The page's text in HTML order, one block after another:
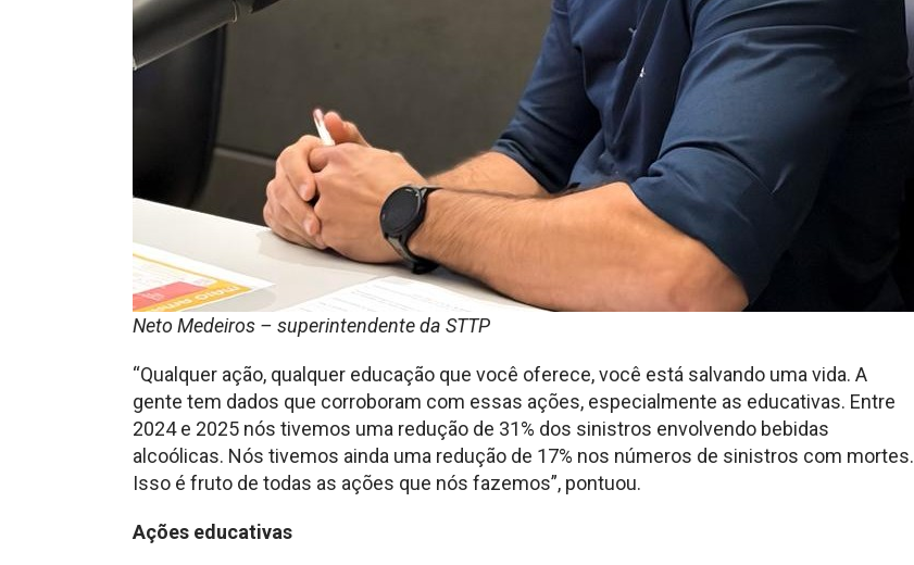
Neto Medeiros – superintendente da STTP
“Qualquer ação, qualquer educação que você oferece, você está salvando uma vida. A
gente tem dados que corroboram com essas ações, especialmente as educativas. Entre
2024 e 2025 nós tivemos uma redução de 31% dos sinistros envolvendo bebidas
alcoólicas. Nós tivemos ainda uma redução de 17% nos números de sinistros com mortes.
Isso é fruto de todas as ações que nós fazemos”, pontuou.
Ações educativas